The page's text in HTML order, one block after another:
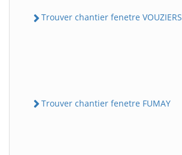
Trouver chantier fenetre VOUZIERS
Trouver chantier fenetre FUMAY